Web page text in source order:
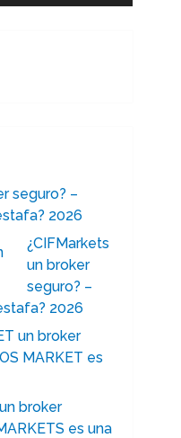
seguro? –
2026
¿CIFMarkets
un broker
seguro? –
2026
un broker
MARKET es
broker
es una